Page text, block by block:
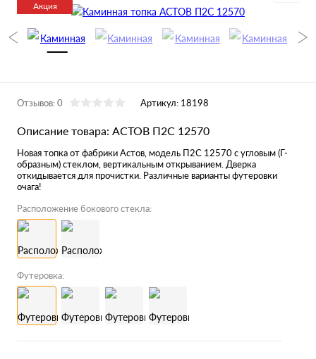
Акция
Отзывов: 0 Артикул: 18198
Описание товара: АСТОВ П2С 12570
Новая топка от фабрики Астов, модель П2С 12570 с угловым (Г-
образным) стеклом, вертикальным открыванием. Дверка
откидывается для прочистки. Различные варианты футеровки
очага!
Расположение бокового стекла:
Футеровка: